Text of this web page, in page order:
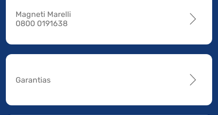
Magneti Marelli
0800 0191638
Garantias